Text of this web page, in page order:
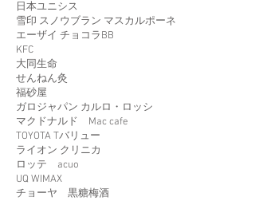
日本ユニシス
雪印 スノウブラン マスカルポーネ
エーザイ チョコラBB
KFC
大同生命
せんねん灸
福砂屋
ガロジャパン カルロ・ロッシ
マクドナルド Mac cafe
TOYOTA Tバリュー
ライオン クリニカ
ロッテ acuo
UQ WIMAX
チョーヤ 黒糖梅酒